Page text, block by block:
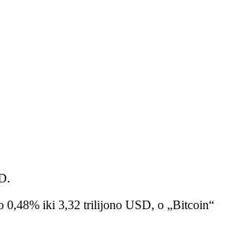
0,48% iki 3,32 trilijono USD, o „Bitcoin“